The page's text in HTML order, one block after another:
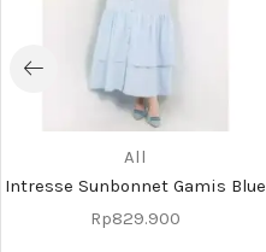
All
Intresse Sunbonnet Gamis Blue
Rp829.900